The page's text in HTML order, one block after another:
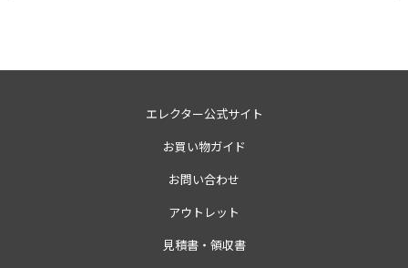
エレクター公式サイト
お買い物ガイド
お問い合わせ
アウトレット
見積書・領収書